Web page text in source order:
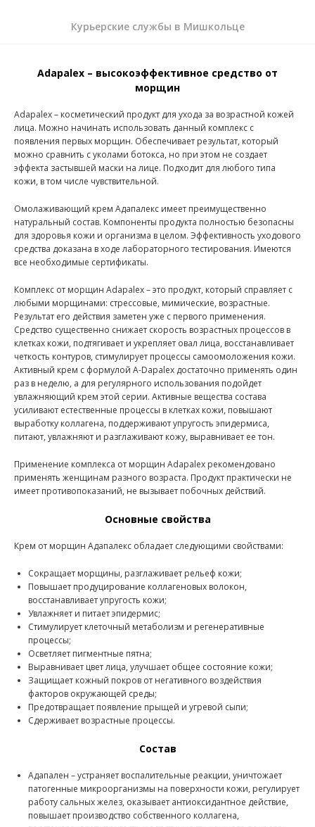
Курьерские службы в Мишкольце
Adapalex – высокоэффективное средство от
морщин
Adapalex – косметический продукт для ухода за возрастной кожей
лица. Можно начинать использовать данный комплекс с
появления первых морщин. Обеспечивает результат, который
можно сравнить с уколами ботокса, но при этом не создает
эффекта застывшей маски на лице. Подходит для любого типа
кожи, в том числе чувствительной.
Омолаживающий крем Адапалекс имеет преимущественно
натуральный состав. Компоненты продукта полностью безопасны
для здоровья кожи и организма в целом. Эффективность уходового
средства доказана в ходе лабораторного тестирования. Имеются
все необходимые сертификаты.
Комплекс от морщин Adapalex – это продукт, который справляет с
любыми морщинами: стрессовые, мимические, возрастные.
Результат его действия заметен уже с первого применения.
Средство существенно снижает скорость возрастных процессов в
клетках кожи, подтягивает и укрепляет овал лица, восстанавливает
четкость контуров, стимулирует процессы самоомоложения кожи.
Активный крем с формулой A-Dapalex достаточно применять один
раз в неделю, а для регулярного использования подойдет
увлажняющий крем этой серии. Активные вещества состава
усиливают естественные процессы в клетках кожи, повышают
выработку коллагена, поддерживают упругость эпидермиса,
питают, увлажняют и разглаживают кожу, выравнивает ее тон.
Применение комплекса от морщин Adapalex рекомендовано
применять женщинам разного возраста. Продукт практически не
имеет противопоказаний, не вызывает побочных действий.
Основные свойства
Крем от морщин Адапалекс обладает следующими свойствами:
Сокращает морщины, разглаживает рельеф кожи;
Повышает продуцирование коллагеновых волокон,
восстанавливает упругость кожи;
Увлажняет и питает эпидермис;
Стимулирует клеточный метаболизм и регенеративные
процессы;
Осветляет пигментные пятна;
Выравнивает цвет лица, улучшает общее состояние кожи;
Защищает кожный покров от негативного воздействия
факторов окружающей среды;
Предотвращает появление прыщей и угревой сыпи;
Сдерживает возрастные процессы.
Состав
Адапален – устраняет воспалительные реакции, уничтожает
патогенные микроорганизмы на поверхности кожи, регулирует
работу сальных желез, оказывает антиоксидантное действие,
повышает производство собственного коллагена,